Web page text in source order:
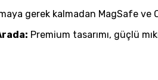
gerek kalmadan MagSafe
Premium tasarımı, güçlü